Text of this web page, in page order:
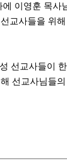
이영훈 목
교사들을 위
선교사들이
선교사님들